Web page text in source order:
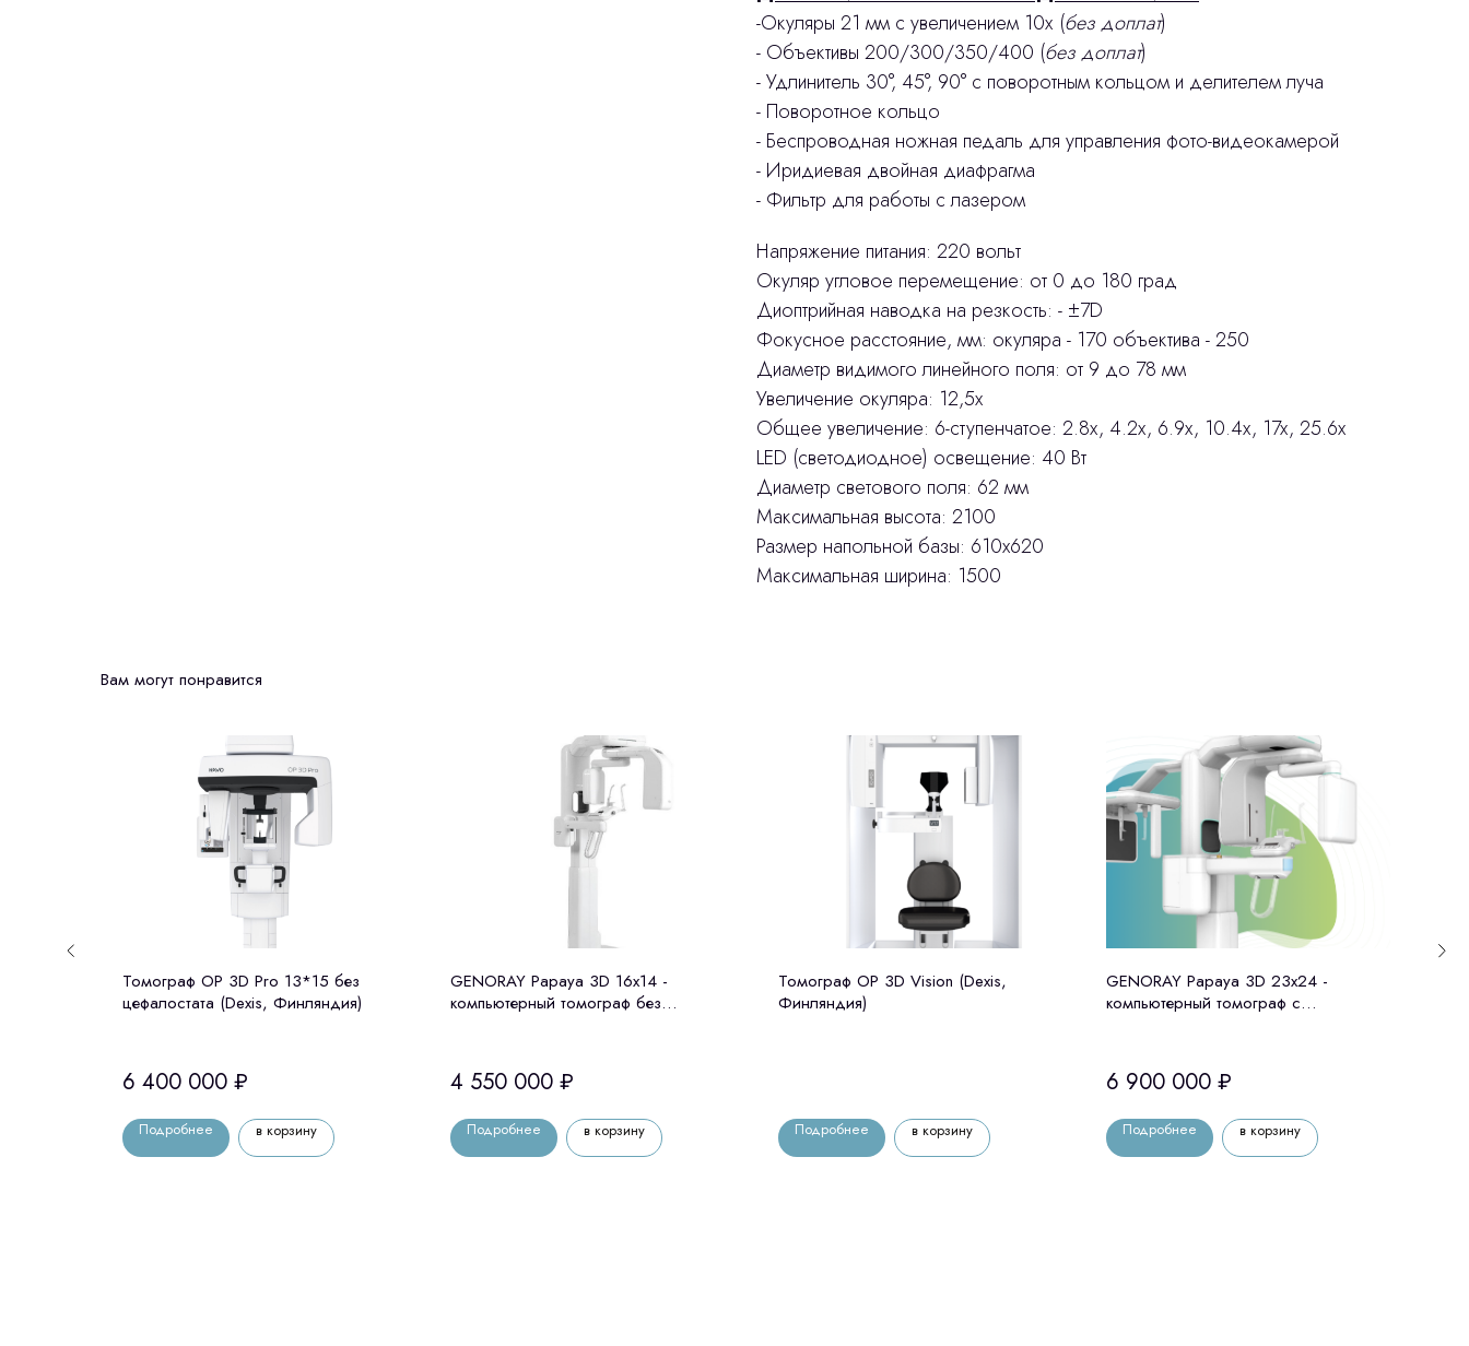
​-Окуляры 21 мм с увеличением 10х (без доплат)
- Объективы 200/300/350/400 (без доплат)
- Удлинитель 30°, 45°, 90° с поворотным кольцом и делителем луча
- Поворотное кольцо
- Беспроводная ножная педаль для управления фото-видеокамерой
- Иридиевая двойная диафрагма
- Фильтр для работы с лазером
Напряжение питания: 220 вольт
Окуляр угловое перемещение: от 0 до 180 град
Диоптрийная наводка на резкость: - ±7D
Фокусное расстояние, мм: окуляра - 170 объектива - 250
Диаметр видимого линейного поля: от 9 до 78 мм
Увеличение окуляра: 12,5х
Общее увеличение: 6-ступенчатое: 2.8x, 4.2x, 6.9x, 10.4x, 17x, 25.6x
LED (светодиодное) освещение: 40 Вт
Диаметр светового поля: 62 мм
Максимальная высота: 2100
Размер напольной базы: 610x620
Максимальная ширина: 1500
Вам могут понравится
Томограф OP 3D Pro 13*15 без
цефалостата (Dexis, Финляндия)
6 400 000 ₽
Подробнее в корзину
GENORAY Papaya 3D 16x14 -
компьютерный томограф без
4 550 000 ₽
Подробнее в корзину
Томограф OP 3D Vision (Dexis,
Финляндия)
Подробнее в корзину
GENORAY Papaya 3D 23x24 -
компьютерный томограф с
6 900 000 ₽
Подробнее в корзину